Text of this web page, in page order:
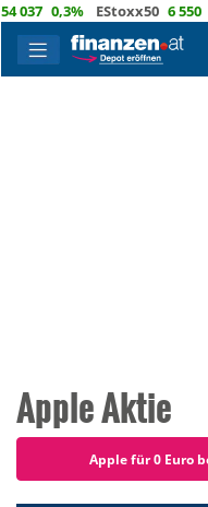
0,3% EStoxx50 6 550 0,4%
Apple Aktie
Apple für 0 Euro